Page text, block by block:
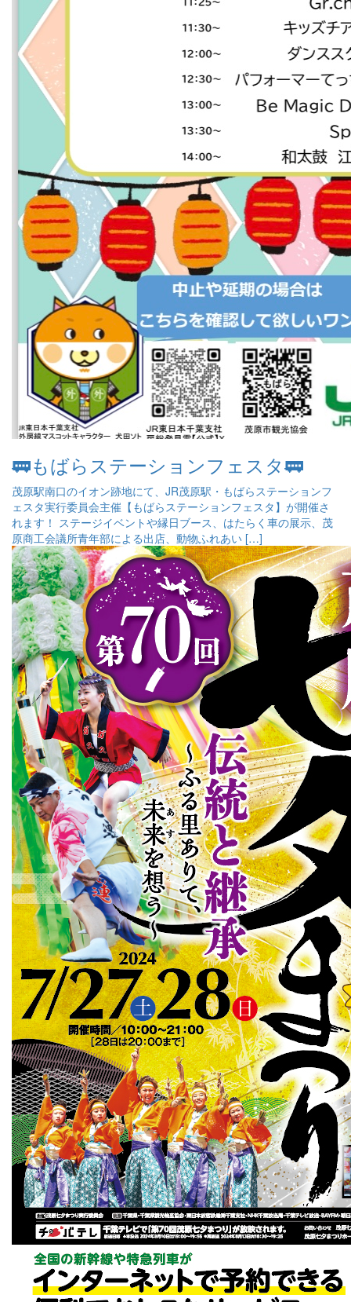
🚃もばらステーションフェスタ🚃
茂原駅南口のイオン跡地にて、JR茂原駅・もばらステーションフ
ェスタ実行委員会主催【もばらステーションフェスタ】が開催さ
れます！ ステージイベントや縁日ブース、はたらく車の展示、茂
原商工会議所青年部による出店、動物ふれあい […]